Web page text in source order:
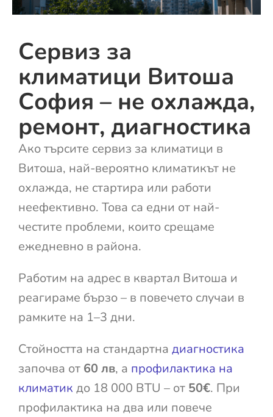
Сервиз за
климатици Витоша
София – не охлажда,
ремонт, диагностика
Ако търсите сервиз за климатици в
Витоша, най-вероятно климатикът не
охлажда, не стартира или работи
неефективно. Това са едни от най-
честите проблеми, които срещаме
ежедневно в района.
Работим на адрес в квартал Витоша и
реагираме бързо – в повечето случаи в
рамките на 1–3 дни.
Стойността на стандартна диагностика
започва от 60 лв, а профилактика на
климатик до 18 000 BTU – от 50€. При
профилактика на два или повече